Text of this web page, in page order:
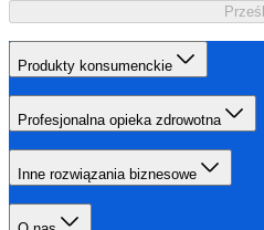
Produkty konsumenckie
Profesjonalna opieka zdrowotna
Inne rozwiązania biznesowe